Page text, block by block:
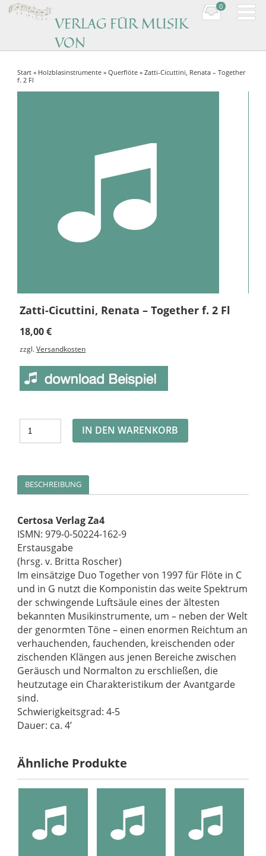
VERLAG FÜR MUSIK
VON
Music by women composers
0
Start » Holzblasinstrumente »Querflöte » Zatti-Cicuttini, Renata – Together
f. 2 Fl
Zatti-Cicuttini, Renata – Together f. 2 Fl
18,00€
zzgl.Versandkosten
IN DEN WARENKORB
BESCHREIBUNG
Certosa Verlag Za4
ISMN: 979-0-50224-162-9
Erstausgabe
(hrsg. v. Britta Roscher)
Im einsätzige Duo Together von 1997 für Flöte in C
und in G nutzt die Komponistin das weite Spektrum
der schwingende Luftsäule eines der ältesten
bekannten Musikinstrumente, um – neben der Welt
der genormten Töne – einen enormen Reichtum an
verhauchenden, fauchenden, kreischenden oder
zischenden Klängen aus jenen Bereiche zwischen
Geräusch und Normalton zu erschließen, die
heutzutage ein Charakteristikum der Avantgarde
sind.
Schwierigkeitsgrad: 4-5
Dauer: ca. 4’
Ähnliche Produkte